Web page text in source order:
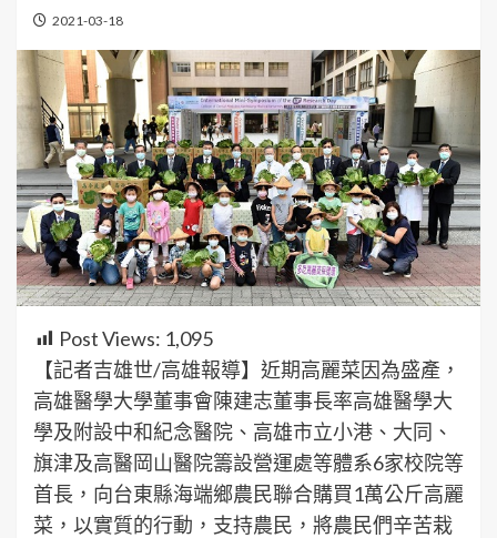
2021-03-18
Post Views: 1,095
【記者吉雄世/高雄報導】近期高麗菜因為盛產，
高雄醫學大學董事會陳建志董事長率高雄醫學大
學及附設中和紀念醫院、高雄市立小港、大同、
旗津及高醫岡山醫院籌設營運處等體系6家校院等
首長，向台東縣海端鄉農民聯合購買1萬公斤高麗
菜，以實質的行動，支持農民，將農民們辛苦栽